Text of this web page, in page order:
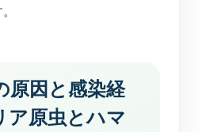
原因と感染経
ア原虫とハマ